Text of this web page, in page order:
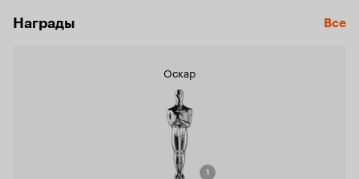
Награды Все
Оскар
1